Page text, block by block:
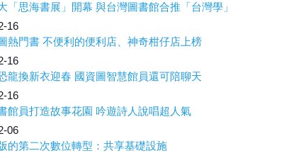
「思海書展」開幕 與台灣圖書館合推「台灣學」
16
熱門書 不便利的便利店、神奇柑仔店上榜
16
龍換新衣迎春 國資圖智慧館員還可陪聊天
16
館員打造故事花園 吟遊詩人說唱超人氣
06
的第二次數位轉型：共享基礎設施